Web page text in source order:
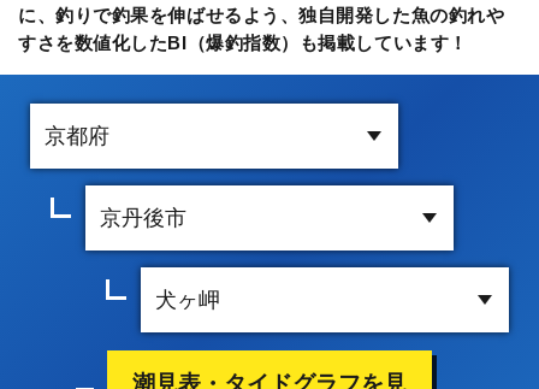
に、釣りで釣果を伸ばせるよう、独自開発した魚の釣れや
すさを数値化したBI（爆釣指数）も掲載しています！
潮見表・タイドグラフを見